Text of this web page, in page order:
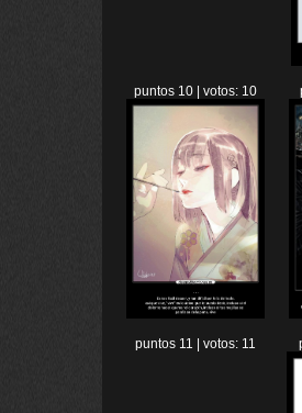
puntos 10 | votos: 10
puntos 11 | votos: 11